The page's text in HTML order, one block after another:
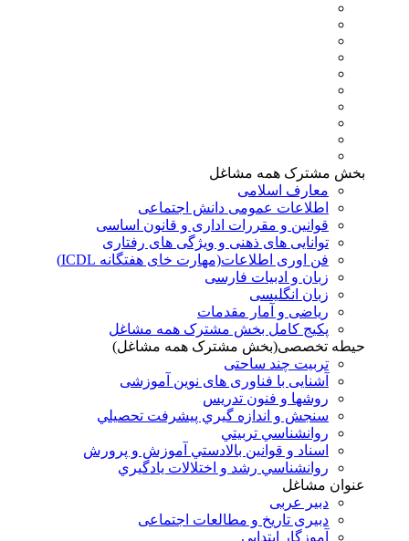
بخش مشترک همه مشاغل
معارف اسلامی
اطلاعات عمومی دانش اجتماعی
قوانین و مقررات اداری و قانون اساسی
توانایی های ذهنی و ویژگی های رفتاری
فن اوری اطلاعات(مهارت خای هفتگانه ICDL)
زبان و ادبیات فارسی
زبان انگلیسی
ریاضی و آمار مقدمات
پکیج کامل بخش مشترک همه مشاغل
حیطه تخصصی(بخش مشترک همه مشاغل)
تربیت چند ساحتی
آشنایی با فناوری های نوین آموزشی
روشها و فنون تدريس
سنجش و اندازه گيري پيشرفت تحصيلي
روانشناسي تربيتي
اسناد و قوانين بالادستي آموزش و پرورش
روانشناسي رشد و اختلالات يادگيري
عنوان مشاغل
دبير عربی
دبیری تاریخ و مطالعات اجتماعی
آموزگار ابتدایی